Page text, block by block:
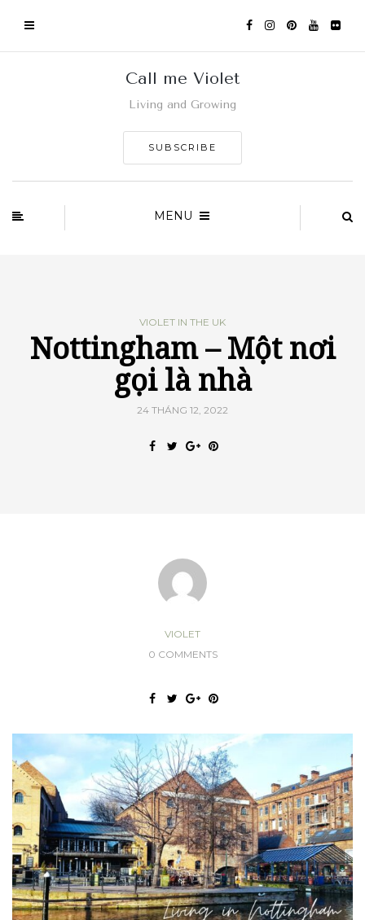
Call me Violet
Living and Growing
SUBSCRIBE
MENU
VIOLET IN THE UK
Nottingham – Một nơi
gọi là nhà
24 THÁNG 12, 2022
VIOLET
0 COMMENTS